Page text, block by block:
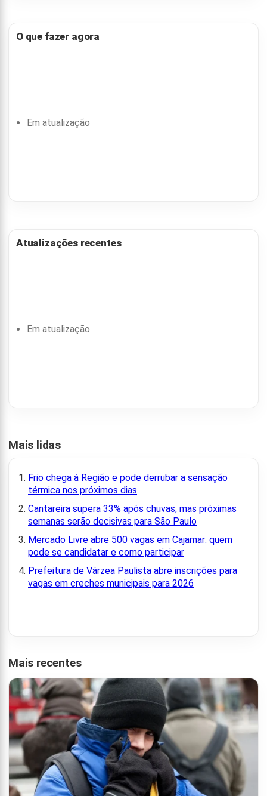
O que fazer agora
Em atualização
Atualizações recentes
Em atualização
Mais lidas
Frio chega à Região e pode derrubar a sensação
térmica nos próximos dias
Cantareira supera 33% após chuvas, mas próximas
semanas serão decisivas para São Paulo
Mercado Livre abre 500 vagas em Cajamar: quem
pode se candidatar e como participar
Prefeitura de Várzea Paulista abre inscrições para
vagas em creches municipais para 2026
Mais recentes